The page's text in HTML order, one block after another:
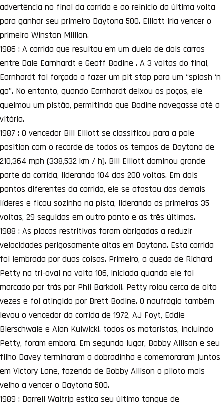
advertência no final da corrida e ao reinício da última volta
para ganhar seu primeiro Daytona 500. Elliott iria vencer o
primeiro Winston Million.
1986 : A corrida que resultou em um duelo de dois carros
entre Dale Earnhardt e Geoff Bodine . A 3 voltas do final,
Earnhardt foi forçado a fazer um pit stop para um “splash ‘n
go”. No entanto, quando Earnhardt deixou os poços, ele
queimou um pistão, permitindo que Bodine navegasse até a
vitória.
1987 : O vencedor Bill Elliott se classificou para a pole
position com o recorde de todos os tempos de Daytona de
210,364 mph (338,532 km / h). Bill Elliott dominou grande
parte da corrida, liderando 104 das 200 voltas. Em dois
pontos diferentes da corrida, ele se afastou dos demais
líderes e ficou sozinho na pista, liderando as primeiras 35
voltas, 29 seguidas em outro ponto e as três últimas.
1988 : As placas restritivas foram obrigadas a reduzir
velocidades perigosamente altas em Daytona. Esta corrida
foi lembrada por duas coisas. Primeiro, a queda de Richard
Petty na tri-oval na volta 106, iniciada quando ele foi
marcado por trás por Phil Barkdoll. Petty rolou cerca de oito
vezes e foi atingido por Brett Bodine. O naufrágio também
levou o vencedor da corrida de 1972, AJ Foyt, Eddie
Bierschwale e Alan Kulwicki. todos os motoristas, incluindo
Petty, foram embora. Em segundo lugar, Bobby Allison e seu
filho Davey terminaram a dobradinha e comemoraram juntos
em Victory Lane, fazendo de Bobby Allison o piloto mais
velho a vencer o Daytona 500.
1989 : Darrell Waltrip estica seu último tanque de